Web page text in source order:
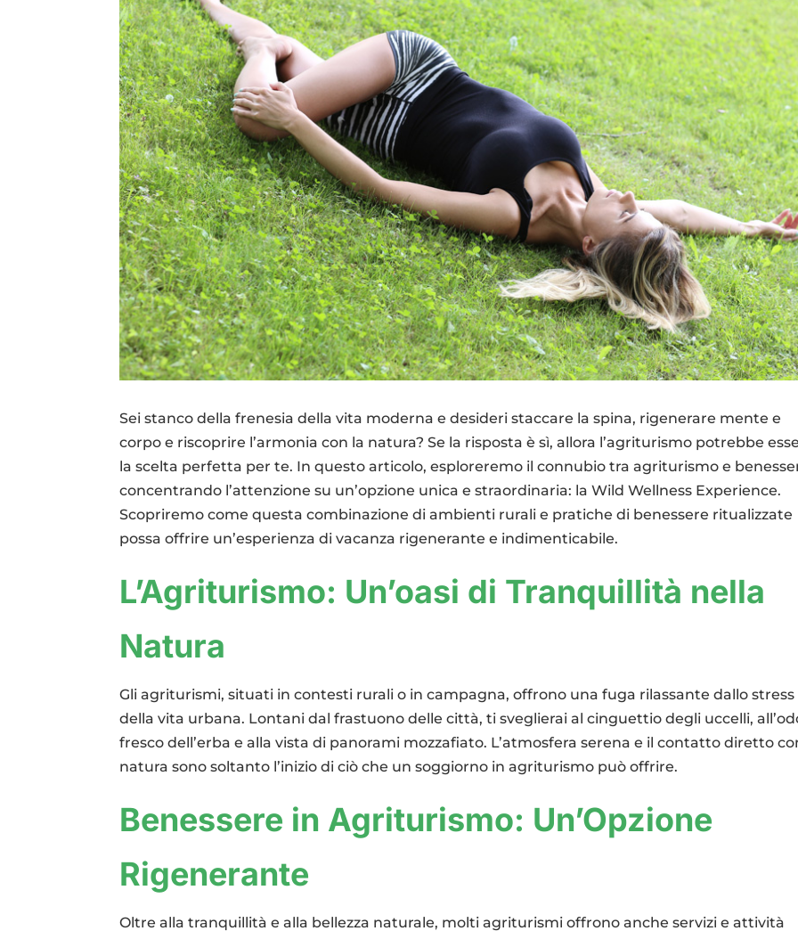
Sei stanco della frenesia della vita moderna e desideri staccare la spina, rigenerare mente e
corpo e riscoprire l’armonia con la natura? Se la risposta è sì, allora l’agriturismo potrebbe
la scelta perfetta per te. In questo articolo, esploreremo il connubio tra agriturismo e
concentrando l’attenzione su un’opzione unica e straordinaria: la Wild Wellness Experience.
Scopriremo come questa combinazione di ambienti rurali e pratiche di benessere ritualizzate
possa offrire un’esperienza di vacanza rigenerante e indimenticabile.
L’Agriturismo: Un’oasi di Tranquillità nella
Natura
Gli agriturismi, situati in contesti rurali o in campagna, offrono una fuga rilassante dallo stress
della vita urbana. Lontani dal frastuono delle città, ti sveglierai al cinguettio degli uccelli,
fresco dell’erba e alla vista di panorami mozzafiato. L’atmosfera serena e il contatto diretto
natura sono soltanto l’inizio di ciò che un soggiorno in agriturismo può offrire.
Benessere in Agriturismo: Un’Opzione
Rigenerante
Oltre alla tranquillità e alla bellezza naturale, molti agriturismi offrono anche servizi e attività